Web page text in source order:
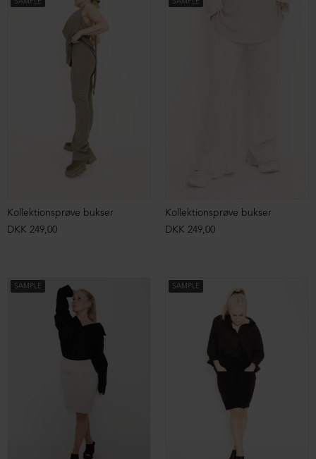
Kollektionsprøve bukser
DKK 249,00
Kollektionsprøve bukser
DKK 249,00
SAMPLE SAMPLE